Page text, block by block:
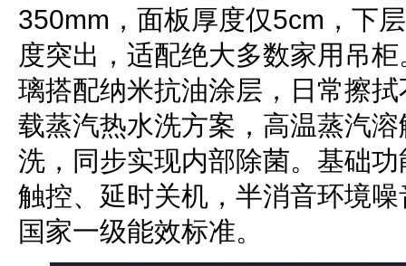
350mm，面板厚度仅5cm，下
度突出，适配绝大多数家用吊
璃搭配纳米抗油涂层，日常擦
载蒸汽热水洗方案，高温蒸汽
洗，同步实现内部除菌。基础
触控、延时关机，半消音环境
国家一级能效标准。